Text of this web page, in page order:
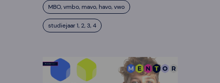
MBO, vmbo, mavo, havo, vwo
studiejaar 1, 2, 3, 4